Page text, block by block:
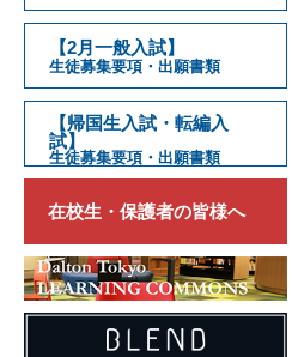
【2月一般入試】
生徒募集要項・出願書類
【帰国生入試・転編入
試】
生徒募集要項・出願書類
在校生・保護者の皆様へ